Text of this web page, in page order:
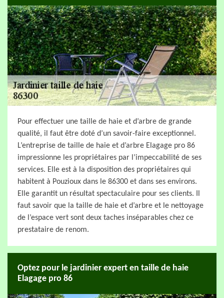
Pour effectuer une taille de haie et d’arbre de grande
qualité, il faut être doté d’un savoir-faire exceptionnel.
L’entreprise de taille de haie et d’arbre Elagage pro 86
impressionne les propriétaires par l’impeccabilité de ses
services. Elle est à la disposition des propriétaires qui
habitent à Pouzioux dans le 86300 et dans ses environs.
Elle garantit un résultat spectaculaire pour ses clients. Il
faut savoir que la taille de haie et d’arbre et le nettoyage
de l’espace vert sont deux taches inséparables chez ce
prestataire de renom.
Optez pour le jardinier expert en taille de haie
Elagage pro 86